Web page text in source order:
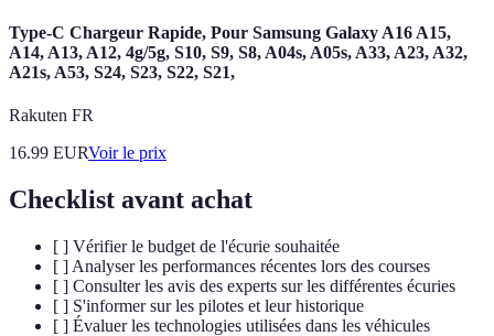
Type-C Chargeur Rapide, Pour Samsung Galaxy A16 A15,
A14, A13, A12, 4g/5g, S10, S9, S8, A04s, A05s, A33, A23, A32,
A21s, A53, S24, S23, S22, S21,
Rakuten FR
16.99 EURVoir le prix
Checklist avant achat
[ ] Vérifier le budget de l'écurie souhaitée
[ ] Analyser les performances récentes lors des courses
[ ] Consulter les avis des experts sur les différentes écuries
[ ] S'informer sur les pilotes et leur historique
[ ] Évaluer les technologies utilisées dans les véhicules